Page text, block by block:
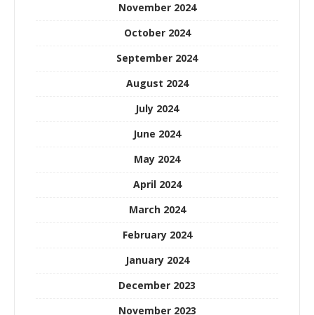
November 2024
October 2024
September 2024
August 2024
July 2024
June 2024
May 2024
April 2024
March 2024
February 2024
January 2024
December 2023
November 2023